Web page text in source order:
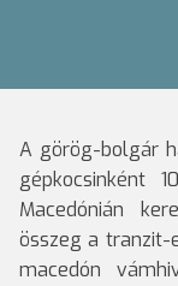
A görög-bolgár
gépkocsinként
Macedónián
összeg a tranzit-
macedón